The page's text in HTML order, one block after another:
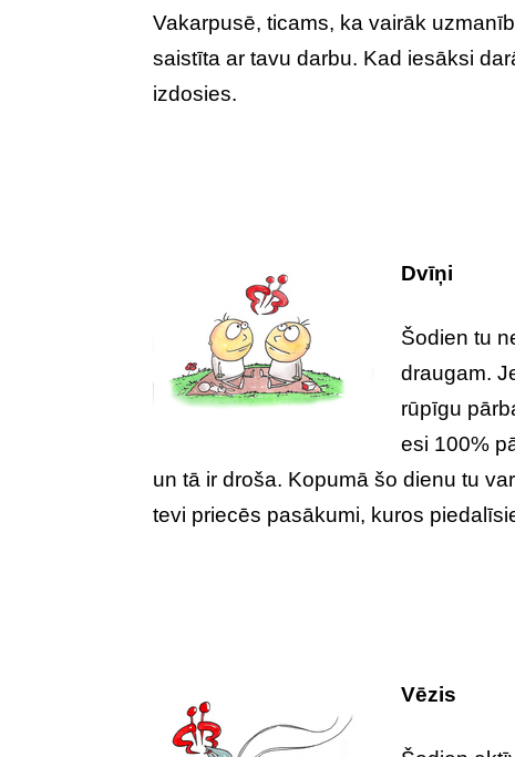
Vakarpusē, ticams, ka vairāk
saistīta ar tavu darbu. Kad iesāksi
izdosies.
Dvīņi
Šodien tu
draugam.
rūpīgu
esi 100%
un tā ir droša. Kopumā šo dienu tu
tevi priecēs pasākumi, kuros
Vēzis